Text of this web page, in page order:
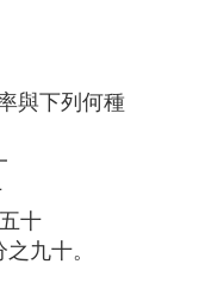
與下列何種
十
九十。